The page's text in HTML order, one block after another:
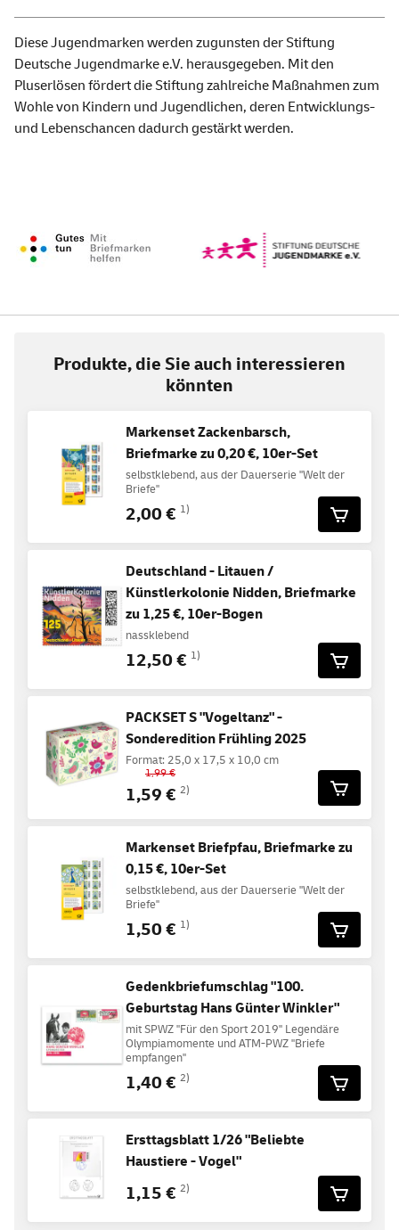
Diese Jugendmarken werden zugunsten der Stiftung
Deutsche Jugendmarke e.V. herausgegeben. Mit den
Pluserlösen fördert die Stiftung zahlreiche Maßnahmen zum
Wohle von Kindern und Jugendlichen, deren Entwicklungs-
und Lebenschancen dadurch gestärkt werden.
Produkte, die Sie auch interessieren
könnten
Markenset Zackenbarsch,
Briefmarke zu 0,20 €, 10er-Set
selbstklebend, aus der Dauerserie "Welt der
Briefe"
2,00 € 1)
Deutschland - Litauen /
Künstlerkolonie Nidden, Briefmarke
zu 1,25 €, 10er-Bogen
nassklebend
12,50 € 1)
PACKSET S "Vogeltanz" -
Sonderedition Frühling 2025
Format: 25,0 x 17,5 x 10,0 cm
1,99 €
1,59 € 2)
Markenset Briefpfau, Briefmarke zu
0,15 €, 10er-Set
selbstklebend, aus der Dauerserie "Welt der
Briefe"
1,50 € 1)
Gedenkbriefumschlag "100.
Geburtstag Hans Günter Winkler"
mit SPWZ "Für den Sport 2019" Legendäre
Olympiamomente und ATM-PWZ "Briefe
empfangen"
1,40 € 2)
Ersttagsblatt 1/26 "Beliebte
Haustiere - Vogel"
1,15 € 2)